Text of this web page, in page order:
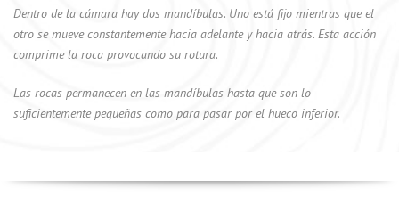
Dentro de la cámara hay dos mandíbulas. Uno está fijo mientras que el
otro se mueve constantemente hacia adelante y hacia atrás. Esta acción
comprime la roca provocando su rotura.
Las rocas permanecen en las mandíbulas hasta que son lo
suficientemente pequeñas como para pasar por el hueco inferior.